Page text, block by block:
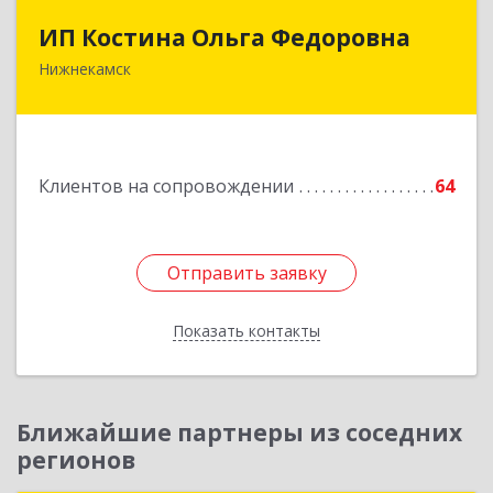
ИП Костина Ольга Федоровна
Нижнекамск
Клиентов на сопровождении 64
Отправить заявку
Показать контакты
Отправить заявку
Назад
Ближайшие партнеры из соседних
регионов